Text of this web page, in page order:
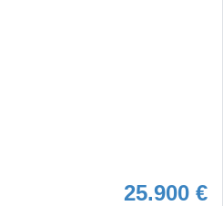
25.900 €